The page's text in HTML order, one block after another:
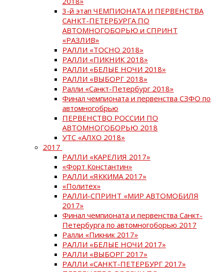
3-й этап ЧЕМПИОНАТА И ПЕРВЕНСТВА
САНКТ-ПЕТЕРБУРГА ПО
АВТОМНОГОБОРЬЮ и СПРИНТ
«РАЗЛИВ»
РАЛЛИ «ТОСНО 2018»
РАЛЛИ «ПИКНИК 2018»
РАЛЛИ «БЕЛЫЕ НОЧИ 2018»
РАЛЛИ «ВЫБОРГ 2018»
Ралли «Санкт-Петербург 2018»
Финал чемпионата и первенства СЗФО по
автомногобрью
ПЕРВЕНСТВО РОССИИ ПО
АВТОМНОГОБОРЬЮ 2018
УТС «АЛХО 2018»
2017
РАЛЛИ «КАРЕЛИЯ 2017»
«Форт Константин»
РАЛЛИ «ЯККИМА 2017»
«Политех»
РАЛЛИ-СПРИНТ «МИР АВТОМОБИЛЯ
2017»
Финал чемпионата и первенства Санкт-
Петербурга по автомногоборью 2017
Ралли «Пикник 2017»
РАЛЛИ «БЕЛЫЕ НОЧИ 2017»
РАЛЛИ «ВЫБОРГ 2017»
РАЛЛИ «САНКТ-ПЕТЕРБУРГ 2017»